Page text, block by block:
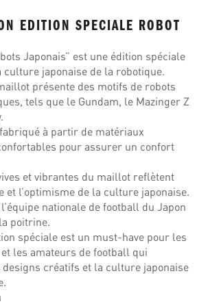
EDITION SPECIALE ROBOT
Japonais” est une édition spéciale
culture japonaise de la robotique.
présente des motifs de robots
tels que le Gundam, le Mazinger Z
à partir de matériaux
pour assurer un confort
et vibrantes du maillot reflètent
et l’optimisme de la culture japonaise.
l’équipe nationale de football du Japon
poitrine.
spéciale est un must-have pour les
les amateurs de football qui
créatifs et la culture japonaise